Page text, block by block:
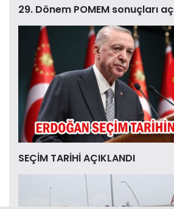
29. Dönem POMEM sonuçları
SEÇİM TARİHİ AÇIKLANDI